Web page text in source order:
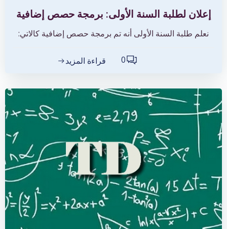
إعلان لطلبة السنة الأولى: برمجة حصص إضافية
نعلم طلبة السنة الأولى أنه تم برمجة حصص إضافية كالاتي:
0 قراءة المزيد